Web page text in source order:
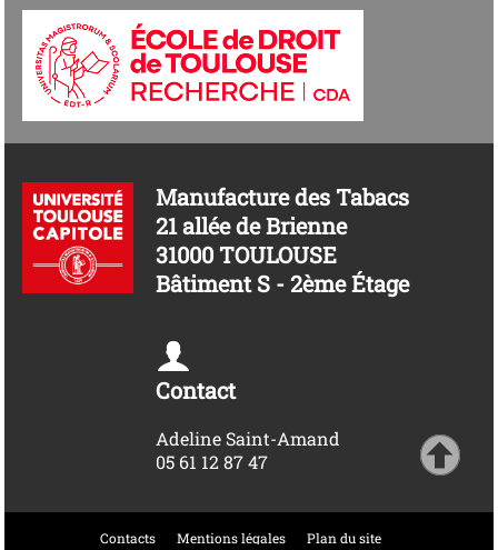
Manufacture des Tabacs
21 allée de Brienne
31000 TOULOUSE
Bâtiment S - 2ème Étage
Contact
Adeline Saint-Amand
05 61 12 87 47
Contacts Mentions légales Plan du site